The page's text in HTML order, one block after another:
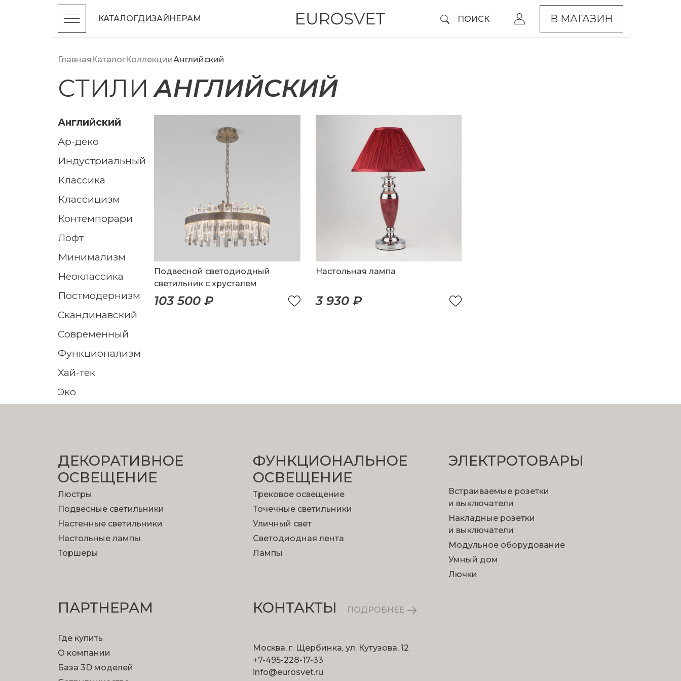
КАТАЛОГДИЗАЙНЕРАМ ПОИСК В МАГАЗИН
ГлавнаяКаталогКоллекцииАнглийский
СТИЛИ
английский
ар-деко
индустриальный
классика
классицизм
контемпорари
лофт
минимализм
неоклассика
постмодернизм
скандинавский
современный
функционализм
хай-тек
эко
АНГЛИЙСКИЙ
Подвесной светодиодный
светильник с хрусталем
103 500 ₽
Настольная лампа
3 930 ₽
ДЕКОРАТИВНОЕ
ОСВЕЩЕНИЕ
Люстры
Подвесные светильники
Настенные светильники
Настольные лампы
Торшеры
ФУНКЦИОНА­ЛЬНОЕ
ОСВЕЩЕНИЕ
Трековое освещение
Точечные светильники
Уличный свет
Светодиодная лента
Лампы
ЭЛЕКТРОТОВАРЫ
Встраиваемые розетки
и выключатели
Накладные розетки
и выключатели
Модульное оборудование
Умный дом
Лючки
ПАРТНЕРАМ
Где купить
О компании
База 3D моделей
КОНТАКТЫ ПОДРОБНЕЕ
Москва, г. Щербинка, ул. Кутузова, 12
+7-495-228-17-33
info@eurosvet.ru